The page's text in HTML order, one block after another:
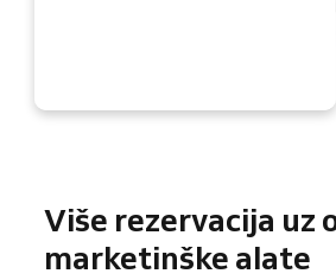
Više rezervacija uz
marketinške alate